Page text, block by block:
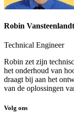
Robin Vansteenlandt
Technical Engineer
Robin zet zijn
het onderhoud van
draagt bij aan het
van de oplossingen
Volg ons